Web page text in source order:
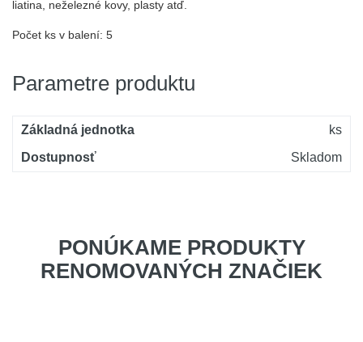
liatina, neželezné kovy, plasty atď.
Počet ks v balení: 5
Parametre produktu
Základná jednotka
ks
Dostupnosť
Skladom
PONÚKAME PRODUKTY
RENOMOVANÝCH ZNAČIEK